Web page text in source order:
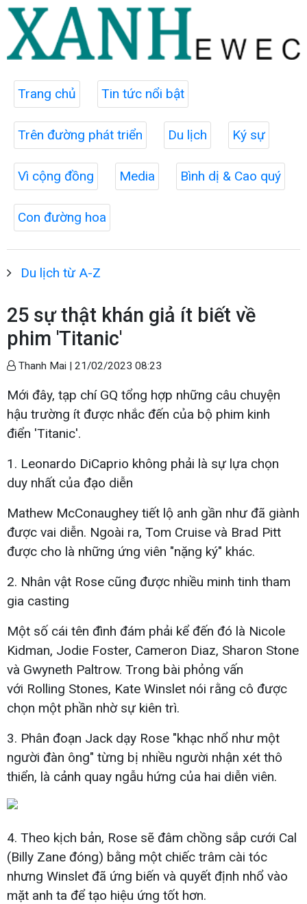
Trang chủ Tin tức nổi bật
Trên đường phát triển Du lịch Ký sự
Vì cộng đồng Media Bình dị & Cao quý
Con đường hoa
Du lịch từ A-Z
25 sự thật khán giả ít biết về
phim 'Titanic'
Thanh Mai | 21/02/2023 08:23
Mới đây, tạp chí GQ tổng hợp những câu chuyện
hậu trường ít được nhắc đến của bộ phim kinh
điển 'Titanic'.
1. Leonardo DiCaprio không phải là sự lựa chọn
duy nhất của đạo diễn
Mathew McConaughey tiết lộ anh gần như đã giành
được vai diễn. Ngoài ra, Tom Cruise và Brad Pitt
được cho là những ứng viên "nặng ký" khác.
2. Nhân vật Rose cũng được nhiều minh tinh tham
gia casting
Một số cái tên đình đám phải kể đến đó là Nicole
Kidman, Jodie Foster, Cameron Diaz, Sharon Stone
và Gwyneth Paltrow. Trong bài phỏng vấn
với Rolling Stones, Kate Winslet nói rằng cô được
chọn một phần nhờ sự kiên trì.
3. Phân đoạn Jack dạy Rose "khạc nhổ như một
người đàn ông" từng bị nhiều người nhận xét thô
thiển, là cảnh quay ngẫu hứng của hai diễn viên.
4. Theo kịch bản, Rose sẽ đâm chồng sắp cưới Cal
(Billy Zane đóng) bằng một chiếc trâm cài tóc
nhưng Winslet đã ứng biến và quyết định nhổ vào
mặt anh ta để tạo hiệu ứng tốt hơn.